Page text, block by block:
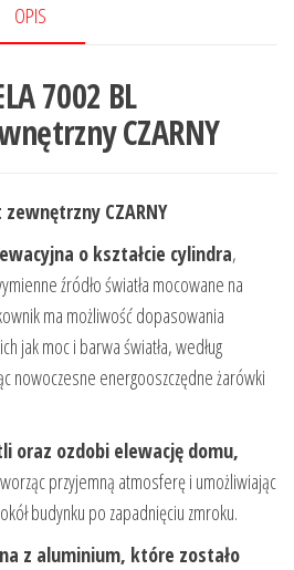
OPIS
7002 BL
CZARNY
zewnętrzny CZARNY
o kształcie cylindra,
źródło światła mocowane na
ma możliwość dopasowania
jak moc i barwa światła, według
nowoczesne energooszczędne żarówki
oraz ozdobi elewację domu,
przyjemną atmosferę i umożliwiając
budynku po zapadnięciu zmroku.
z aluminium, które zostało